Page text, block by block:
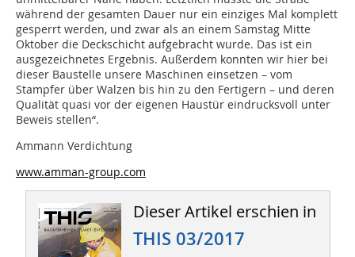
während der gesamten Dauer nur ein einziges Mal komplett
gesperrt werden, und zwar als an einem Samstag Mitte
Oktober die Deckschicht aufgebracht wurde. Das ist ein
ausgezeichnetes Ergebnis. Außerdem konnten wir hier bei
dieser Baustelle unsere Maschinen einsetzen – vom
Stampfer über Walzen bis hin zu den Fertigern – und deren
Qualität quasi vor der eigenen Haustür eindrucksvoll unter
Beweis stellen“.
Ammann Verdichtung
www.amman-group.com
Dieser Artikel erschien in
THIS 03/2017